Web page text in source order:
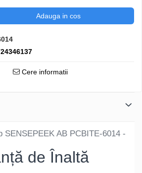
Adauga in cos
Cere informatii
SENSEPEEK AB PCBITE-6014 -
de Înaltă